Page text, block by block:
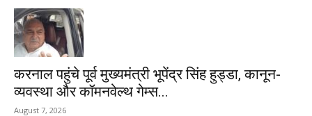
करनाल पहुंचे पूर्व मुख्यमंत्री भूपेंद्र सिंह हुड्डा, कानून-
व्यवस्था और कॉमनवेल्थ गेम्स...
August 7, 2026